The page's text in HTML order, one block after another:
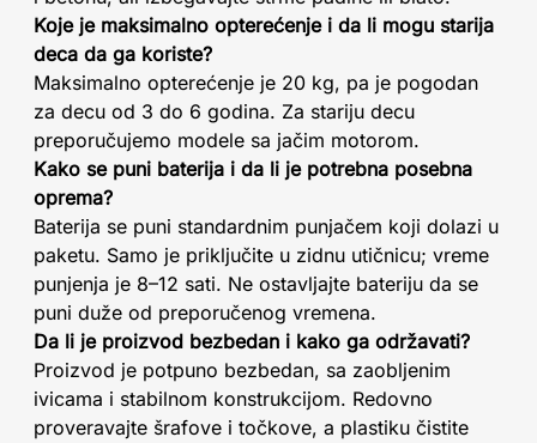
Koje je maksimalno opterećenje i da li mogu starija
deca da ga koriste?
Maksimalno opterećenje je 20 kg, pa je pogodan
za decu od 3 do 6 godina. Za stariju decu
preporučujemo modele sa jačim motorom.
Kako se puni baterija i da li je potrebna posebna
oprema?
Baterija se puni standardnim punjačem koji dolazi u
paketu. Samo je priključite u zidnu utičnicu; vreme
punjenja je 8–12 sati. Ne ostavljajte bateriju da se
puni duže od preporučenog vremena.
Da li je proizvod bezbedan i kako ga održavati?
Proizvod je potpuno bezbedan, sa zaobljenim
ivicama i stabilnom konstrukcijom. Redovno
proveravajte šrafove i točkove, a plastiku čistite